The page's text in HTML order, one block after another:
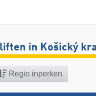
liften in Košický
Regio inperken